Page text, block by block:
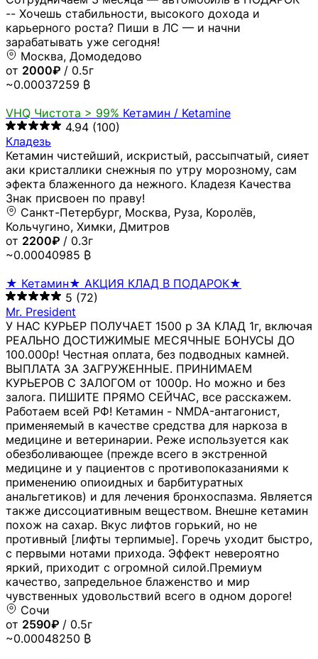
-- Хочешь стабильности, высокого дохода и
карьерного роста? Пиши в ЛС — и начни
зарабатывать уже сегодня!
Москва, Домодедово
от 2000₽ / 0.5г
~0.00037259 ₿
VHQ Чистота > 99% Кетамин / Ketamine
4.94 (100)
Кладезь
Кетамин чистейший, искристый, рассыпчатый, сияет
аки кристаллики снежныя по утру морозному, сам
эфекта блаженного да нежного. Кладезя Качества
Знак присвоен по праву!
Санкт-Петербург, Москва, Руза, Королёв,
Кольчугино, Химки, Дмитров
от 2200₽ / 0.3г
~0.00040985 ₿
★ Кетамин★ АКЦИЯ КЛАД В ПОДАРОК★
5 (72)
Mr. President
У НАС КУРЬЕР ПОЛУЧАЕТ 1500 р ЗА КЛАД 1г, включая
РЕАЛЬНО ДОСТИЖИМЫЕ МЕСЯЧНЫЕ БОНУСЫ ДО
100.000р! Честная оплата, без подводных камней.
ВЫПЛАТА ЗА ЗАГРУЖЕННЫЕ. ПРИНИМАЕМ
КУРЬЕРОВ С ЗАЛОГОМ от 1000р. Но можно и без
залога. ПИШИТЕ ПРЯМО СЕЙЧАС, все расскажем.
Работаем всей РФ! Кетамин - NMDA-антагонист,
применяемый в качестве средства для наркоза в
медицине и ветеринарии. Реже используется как
обезболивающее (прежде всего в экстренной
медицине и у пациентов с противопоказаниями к
применению опиоидных и барбитуратных
анальгетиков) и для лечения бронхоспазма. Является
также диссоциативным веществом. Внешне кетамин
похож на сахар. Вкус лифтов горький, но не
противный [лифты терпимые]. Горечь уходит быстро,
с первыми нотами прихода. Эффект невероятно
яркий, приходит с огромной силой.Премиум
качество, запредельное блаженство и мир
чувственных удовольствий всего в одном дороге!
Сочи
от 2590₽ / 0.5г
~0.00048250 ₿